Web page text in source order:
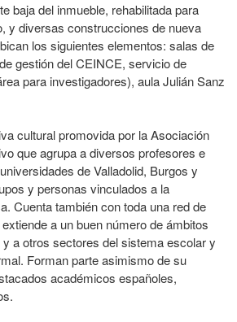
baja del inmueble, rehabilitada para
y diversas construcciones de nueva
los siguientes elementos: salas de
gestión del CEINCE, servicio de
para investigadores), aula Julián Sanz
cultural promovida por la Asociación
que agrupa a diversos profesores e
de Valladolid, Burgos y
y personas vinculados a la
Cuenta también con toda una red de
a un buen número de ámbitos
a otros sectores del sistema escolar y
Forman parte asimismo de su
académicos españoles,